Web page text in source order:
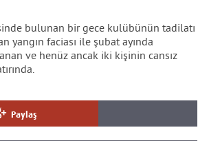
bulunan bir gece kulübünün tadilatı
yangın faciası ile şubat ayında
ve henüz ancak iki kişinin cansız
Paylaş